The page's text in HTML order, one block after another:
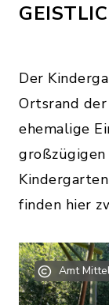
Der
Ortsrand der
ehemalige
finden hier
Amt